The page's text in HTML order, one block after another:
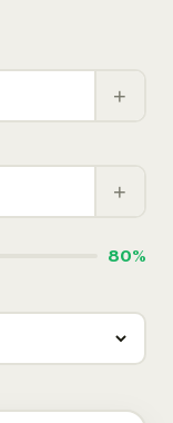
+
+
80%